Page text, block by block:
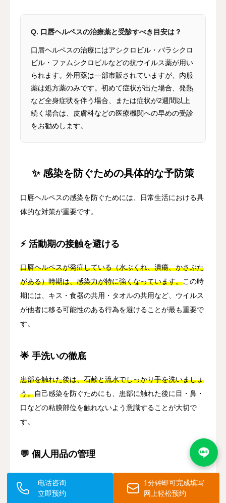
Q. 口唇ヘルペスの治療薬と受診すべき目安は？
口唇ヘルペスの治療にはアシクロビル・バラシクロ
ビル・ファムシクロビルなどの抗ウイルス薬が用い
られます。外用薬は一部市販されていますが、内服
薬は処方薬のみです。初めて症状が出た場合、発熱
など全身症状を伴う場合、または症状が2週間以上
続く場合は、皮膚科などの医療機関への早めの受診
をお勧めします。
✨ 感染を防ぐための具体的な予防策
口唇ヘルペスの感染を防ぐためには、日常生活における具
体的な対策が重要です。
⚡ 活動期の接触を避ける
口唇ヘルペスが発症している（水ぶくれ、潰瘍、かさぶた
がある）時期は、感染力が特に強くなっています。この時
期には、キス・食器の共用・タオルの共用など、ウイルス
が他者に移る可能性のある行為を避けることが最も重要で
す。
🌟 手洗いの徹底
患部を触れた後は、石鹸と流水でしっかり手を洗いましょ
う。自己感染を防ぐためにも、患部に触れた後に目・鼻・
口などの粘膜部位を触れないよう意識することが大切で
す。
💬 個人用品の管理
タオル、コップ、リップクリーム、食器などは個人専用の
ものを使用し、他の人と共用しないようにしましょう。
电话咨询
立即预约
1分钟即可完成填写
网上轻松预约